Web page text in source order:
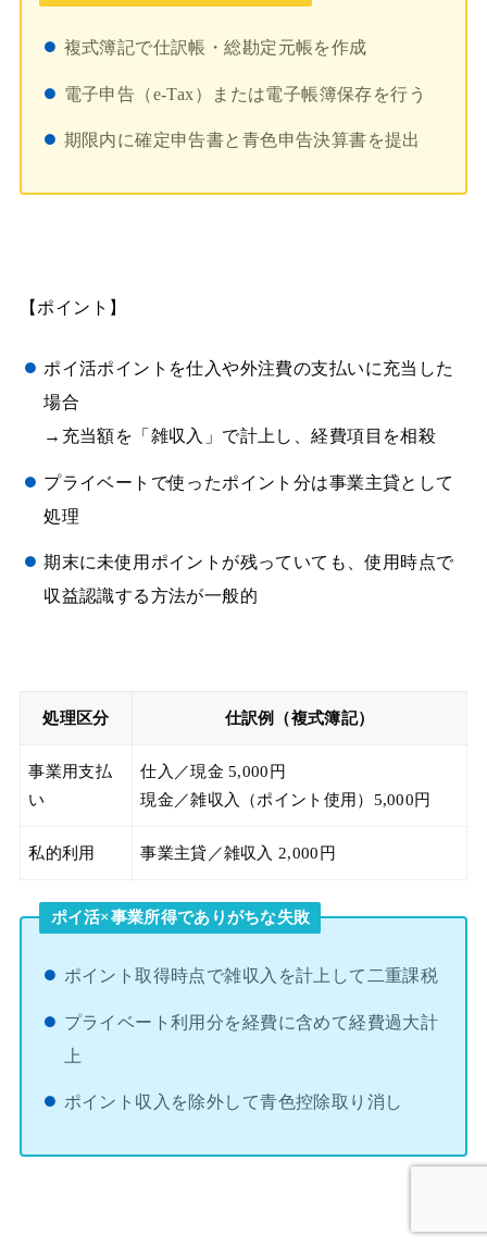
複式簿記で仕訳帳・総勘定元帳を作成
電子申告（e-Tax）または電子帳簿保存を行う
期限内に確定申告書と青色申告決算書を提出
【ポイント】
ポイ活ポイントを仕入や外注費の支払いに充当した
場合
→充当額を「雑収入」で計上し、経費項目を相殺
プライベートで使ったポイント分は事業主貸として
処理
期末に未使用ポイントが残っていても、使用時点で
収益認識する方法が一般的
処理区分 仕訳例（複式簿記）
事業用支払
い
仕入／現金 5,000円
現金／雑収入（ポイント使用）5,000円
私的利用 事業主貸／雑収入 2,000円
ポイ活×事業所得でありがちな失敗
ポイント取得時点で雑収入を計上して二重課税
プライベート利用分を経費に含めて経費過大計
上
ポイント収入を除外して青色控除取り消し